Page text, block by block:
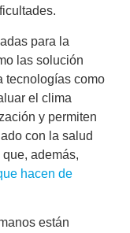
para la
las solución
tecnologías como
el clima
y permiten
con la salud
además,
hacen de
están